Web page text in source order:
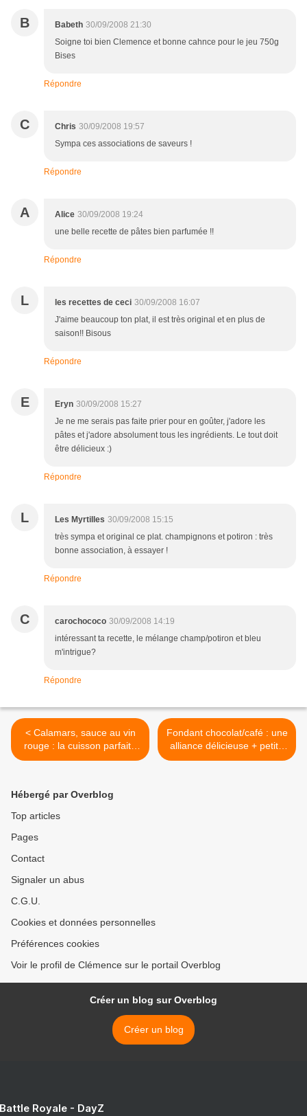
B Babeth 30/09/2008 21:30
Soigne toi bien Clemence et bonne cahnce pour le jeu 750g
Bises
Répondre
C Chris 30/09/2008 19:57
Sympa ces associations de saveurs !
Répondre
A Alice 30/09/2008 19:24
une belle recette de pâtes bien parfumée !!
Répondre
L les recettes de ceci 30/09/2008 16:07
J'aime beaucoup ton plat, il est très original et en plus de
saison!! Bisous
Répondre
E Eryn 30/09/2008 15:27
Je ne me serais pas faite prier pour en goûter, j'adore les
pâtes et j'adore absolument tous les ingrédients. Le tout doit
être délicieux :)
Répondre
L Les Myrtilles 30/09/2008 15:15
très sympa et original ce plat. champignons et potiron : très
bonne association, à essayer !
Répondre
C carochococo 30/09/2008 14:19
intéressant ta recette, le mélange champ/potiron et bleu
m'intrigue?
Répondre
< Calamars, sauce au vin
rouge : la cuisson parfaite
pour des calamars
Fondant chocolat/café : une
alliance délicieuse + petite
récompense >
Hébergé par Overblog
Top articles
Pages
Contact
Signaler un abus
C.G.U.
Cookies et données personnelles
Préférences cookies
Voir le profil de Clémence sur le portail Overblog
Créer un blog sur Overblog
Créer un blog
Royale - DayZ